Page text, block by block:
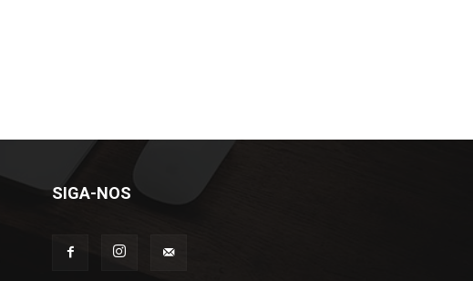
SIGA-NOS